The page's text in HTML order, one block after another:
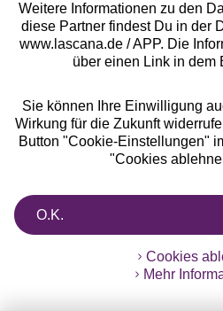
Weitere Informationen zu den
diese Partner findest Du in der
www.lascana.de / APP. Die
über einen Link in dem
Sie können Ihre Einwilligung
Wirkung für die Zukunft
Button "Cookie-Einstellungen"
"Cookies
O.K.
Cookies
Mehr